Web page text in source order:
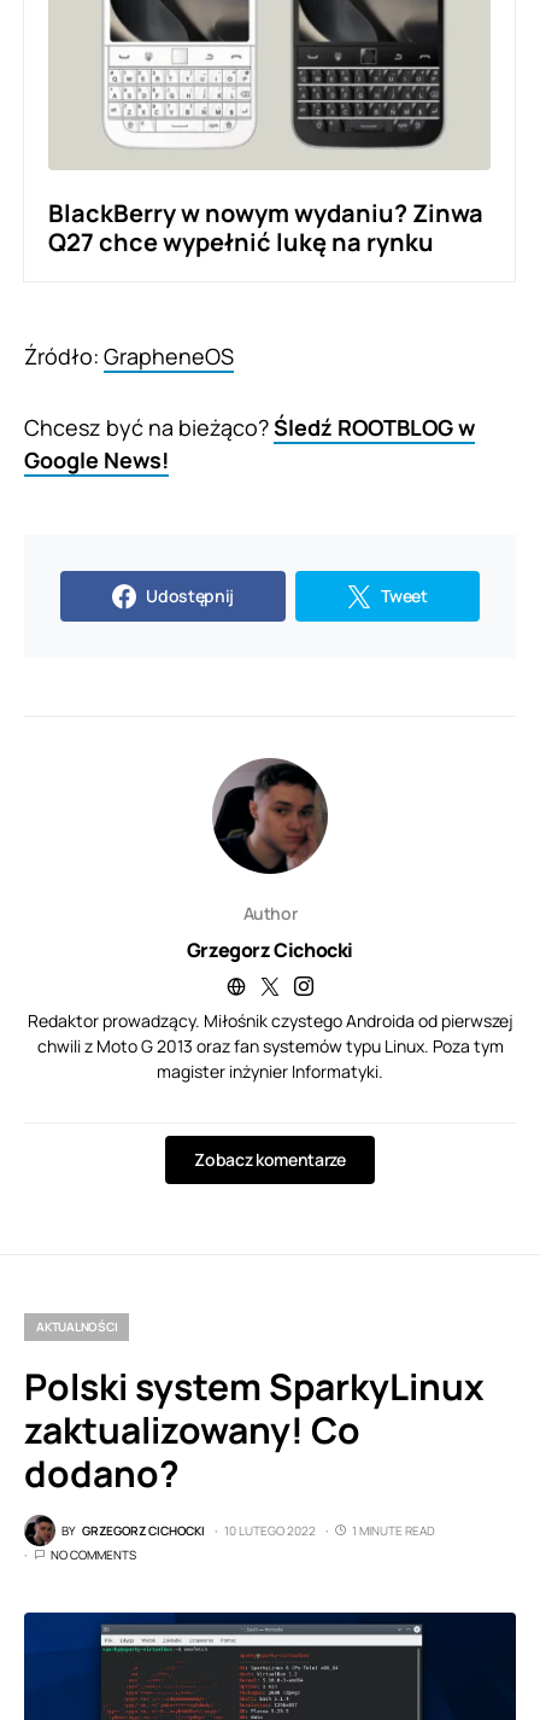
BlackBerry w nowym wydaniu? Zinwa
Q27 chce wypełnić lukę na rynku
Źródło: GrapheneOS
Chcesz być na bieżąco?Śledź ROOTBLOG w
Google News!
Udostępnij Tweet
Author
Grzegorz Cichocki
Redaktor prowadzący. Miłośnik czystego Androida od pierwszej
chwili z Moto G 2013 oraz fan systemów typu Linux. Poza tym
magister inżynier Informatyki.
Zobacz komentarze
AKTUALNOŚCI
Polski system SparkyLinux
zaktualizowany! Co
dodano?
BY GRZEGORZ CICHOCKI 10 LUTEGO 2022
1 MINUTE READ
NO COMMENTS